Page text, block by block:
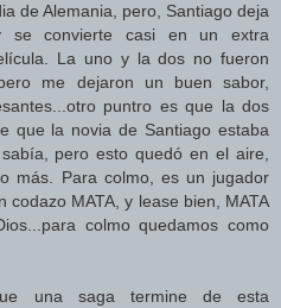
de Alemania, pero, Santiago deja
se convierte casi en un extra
La uno y la dos no fueron
pero me dejaron un buen sabor,
puntro es que la dos
que la novia de Santiago estaba
pero esto quedó en el aire,
más. Para colmo, es un jugador
codazo MATA, y lease bien, MATA
colmo quedamos como
una saga termine de esta